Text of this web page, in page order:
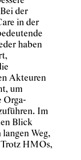
der
in der
haben
Akteuren
um
Orga-
Im
Blick
Weg,
HMOs,